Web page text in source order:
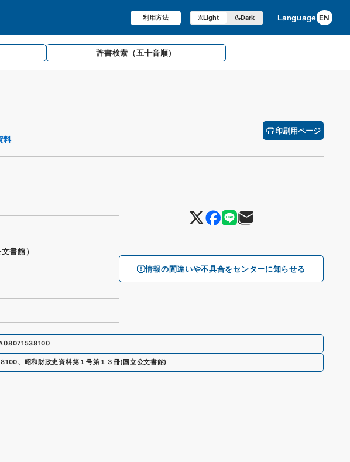
利用方法 Light Dark Language EN
辞書検索 （五十音順）
料
印刷用ページ
情報の間違いや不具合をセンターに知らせる
書館）
、 昭和財政史資料第１号第１３冊( 国立公文書館)